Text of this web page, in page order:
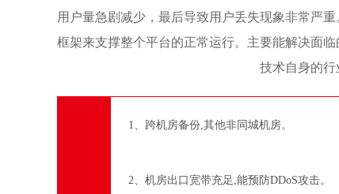
用户量急剧减少，最后导致用户丢失现象非常严
框架来支撑整个平台的正常运行。主要能解决面
技术自身的行
1、跨机房备份,其他非同城机房。
2、机房出口宽带充足,能预防DDoS攻击。